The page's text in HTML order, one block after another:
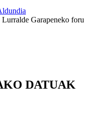
Garapeneko foru
DATUAK